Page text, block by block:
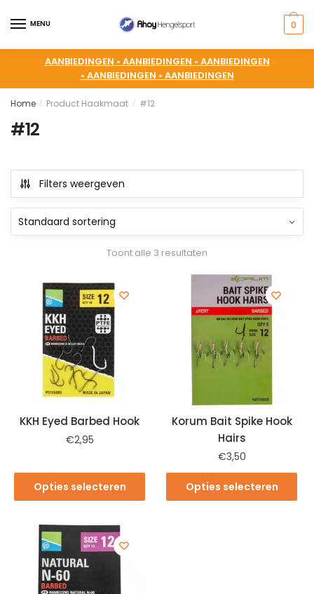
MENU 0
AANBIEDINGEN • AANBIEDINGEN • AANBIEDINGEN
• AANBIEDINGEN • AANBIEDINGEN
Home / Product Haakmaat / #12
#12
Filters weergeven
Toont alle 3 resultaten
KKH Eyed Barbed Hook
€2,95
Opties selecteren
Korum Bait Spike Hook
Hairs
€3,50
Opties selecteren